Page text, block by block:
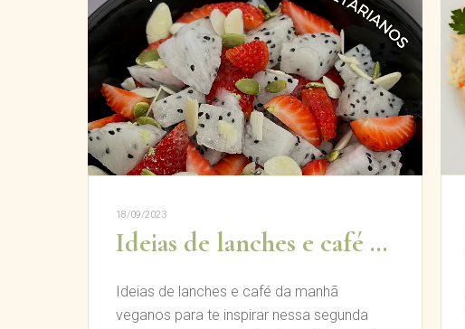
18/09/2023
Ideias de lanches e café da manhã veganos para te inspirar
Ideias de lanches e café da manhã
veganos para te inspirar nessa segunda